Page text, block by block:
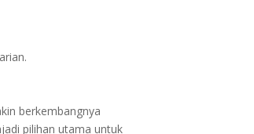
berkembangnya
pilihan utama untuk